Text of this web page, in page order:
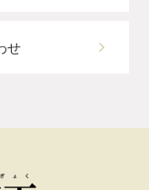
せ